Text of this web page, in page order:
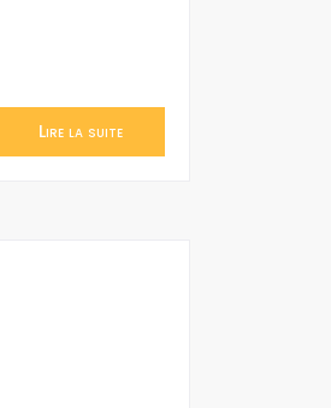
Lire la suite